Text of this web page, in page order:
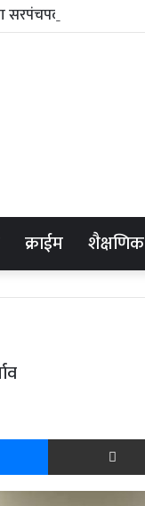
क्राईम शैक्षणिक
Messenger